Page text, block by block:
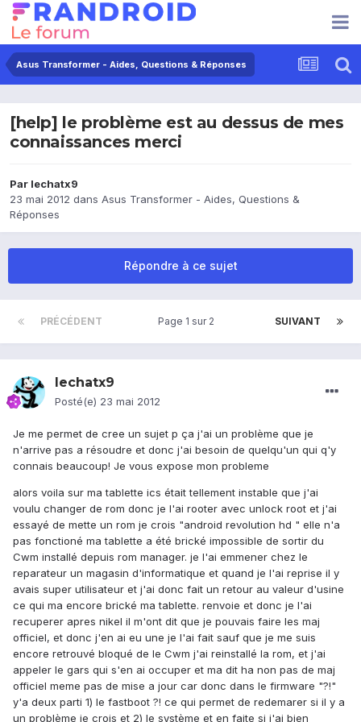
Asus Transformer - Aides, Questions & Réponses
[help] le problème est au dessus de mes
connaissances merci
Par lechatx9
23 mai 2012 dans Asus Transformer - Aides, Questions &
Réponses
Répondre à ce sujet
PRÉCÉDENT SUIVANT
Page 1 sur 2
lechatx9
Posté(e) 23 mai 2012
Je me permet de cree un sujet p ça j'ai un problème que je
n'arrive pas a résoudre et donc j'ai besoin de quelqu'un qui q'y
connais beaucoup! Je vous expose mon probleme
alors voila sur ma tablette ics était tellement instable que j'ai
voulu changer de rom donc je l'ai rooter avec unlock root et j'ai
essayé de mette un rom je crois "android revolution hd " elle n'a
pas fonctioné ma tablette a été brické impossible de sortir du
Cwm installé depuis rom manager. je l'ai emmener chez le
reparateur un magasin d'informatique et quand je l'ai reprise il y
avais super utilisateur et j'ai donc fait un retour au valeur d'usine
ce qui ma encore brické ma tablette. renvoie et donc je l'ai
recuperer apres nikel il m'ont dit que je pouvais faire les maj
officiel, et donc j'en ai eu une je l'ai fait sauf que je me suis
encore retrouvé bloqué de le Cwm j'ai reinstallé la rom, et j'ai
appeler le gars qui s'en ai occuper et ma dit ha non pas de maj
officiel meme pas de mise a jour car donc dans le firmware "?!"
y'a deux parti 1) le fastboot ?! ce qui permet de redemarer si il y a
un problème je crois et 2) le système et en faite si j'ai bien